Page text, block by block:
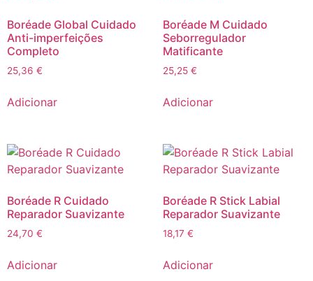
Boréade Global Cuidado
Anti-imperfeições
Completo
25,36 €
Adicionar
Boréade M Cuidado
Seborregulador
Matificante
25,25 €
Adicionar
Boréade R Cuidado
Reparador Suavizante
24,70 €
Adicionar
Boréade R Stick Labial
Reparador Suavizante
18,17 €
Adicionar